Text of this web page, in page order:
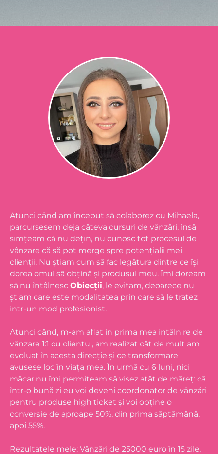
Atunci când am început să colaborez cu Mihaela,
parcursesem deja câteva cursuri de vânzări, însă
simțeam că nu dețin, nu cunosc tot procesul de
vânzare că să pot merge spre potențialii mei
clienții. Nu știam cum să fac legătura dintre ce își
dorea omul să obțină și produsul meu. Îmi doream
să nu întâlnesc Obiecții, le evitam, deoarece nu
știam care este modalitatea prin care să le tratez
intr-un mod profesionist.
Atunci când, m-am aflat in prima mea intâlnire de
vânzare 1:1 cu clientul, am realizat cât de mult am
evoluat în acesta direcție și ce transformare
avusese loc în viața mea. În urmă cu 6 luni, nici
măcar nu îmi permiteam să visez atât de măreț: că
într-o bună zi eu voi deveni coordonator de vânzări
pentru produse high ticket și voi obține o
conversie de aproape 50%, din prima săptămână,
apoi 55%.
Rezultatele mele: Vânzări de 25000 euro în 15 zile,